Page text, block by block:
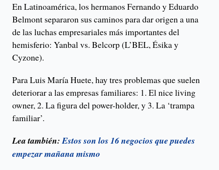
En Latinoamérica, los hermanos Fernando y Eduardo
Belmont separaron sus caminos para dar origen a una
de las luchas empresariales más importantes del
hemisferio: Yanbal vs. Belcorp (L’BEL, Ésika y
Cyzone).
Para Luis María Huete, hay tres problemas que suelen
deteriorar a las empresas familiares: 1. El nice living
owner, 2. La figura del power-holder, y 3. La ‘trampa
familiar’.
Lea también:Estos son los 16 negocios que puedes
empezar mañana mismo